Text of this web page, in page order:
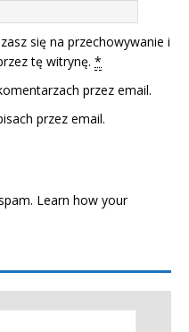
się na przechowywanie i
tę witrynę. *
przez email.
przez email.
Learn how your